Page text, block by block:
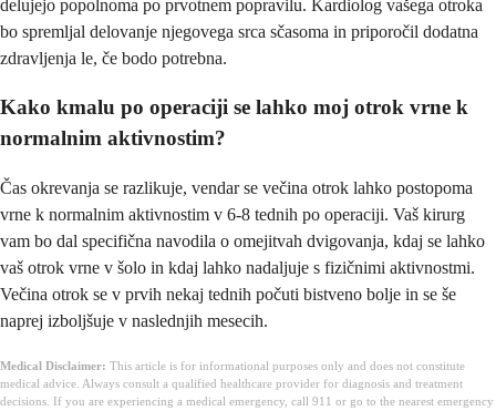
delujejo popolnoma po prvotnem popravilu. Kardiolog vašega otroka
bo spremljal delovanje njegovega srca sčasoma in priporočil dodatna
zdravljenja le, če bodo potrebna.
Kako kmalu po operaciji se lahko moj otrok vrne k
normalnim aktivnostim?
Čas okrevanja se razlikuje, vendar se večina otrok lahko postopoma
vrne k normalnim aktivnostim v 6-8 tednih po operaciji. Vaš kirurg
vam bo dal specifična navodila o omejitvah dvigovanja, kdaj se lahko
vaš otrok vrne v šolo in kdaj lahko nadaljuje s fizičnimi aktivnostmi.
Večina otrok se v prvih nekaj tednih počuti bistveno bolje in se še
naprej izboljšuje v naslednjih mesecih.
Medical Disclaimer: This article is for informational purposes only and does not constitute
medical advice. Always consult a qualified healthcare provider for diagnosis and treatment
decisions. If you are experiencing a medical emergency, call 911 or go to the nearest emergency